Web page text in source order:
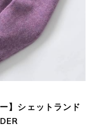
】シェットランド